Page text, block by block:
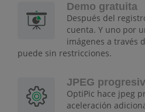
Demo gratuita
Después del
cuenta. Y uno por
imágenes a través
puede sin restricciones.
JPEG
OptiPic hace jpeg
aceleración